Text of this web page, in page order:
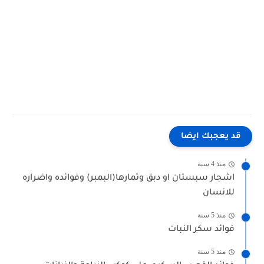
قد يعجبك ايضا
منذ 4 سنة
اشجار سبستان او دبق وثمارها(البمبر) وفوائده واضراره
للانسان
منذ 5 سنة
فوائد سكر النبات
منذ 5 سنة